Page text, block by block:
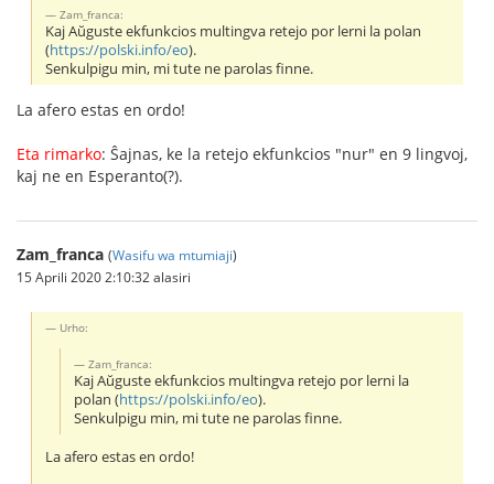
Zam_franca:
Kaj Aŭguste ekfunkcios multingva retejo por lerni la polan
(https://polski.info/eo).
Senkulpigu min, mi tute ne parolas finne.
La afero estas en ordo!
Eta rimarko: Ŝajnas, ke la retejo ekfunkcios "nur" en 9 lingvoj,
kaj ne en Esperanto(?).
Zam_franca (Wasifu wa mtumiaji)
15 Aprili 2020 2:10:32 alasiri
Urho:
Zam_franca:
Kaj Aŭguste ekfunkcios multingva retejo por lerni la
polan (https://polski.info/eo).
Senkulpigu min, mi tute ne parolas finne.
La afero estas en ordo!